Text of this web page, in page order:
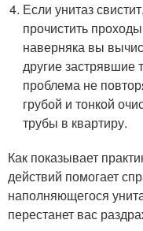
Если унитаз
прочистить
наверняка вы
другие
проблема не
грубой и тонкой
трубы в квартиру.
Как показывает
действий помогает
наполняющегося
перестанет вас